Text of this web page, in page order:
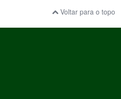
Voltar para o topo